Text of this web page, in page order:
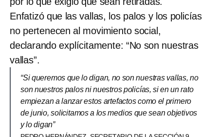
Enfatizó que las vallas, los palos y los policías
no pertenecen al movimiento social,
declarando explícitamente: “No son nuestras
vallas”.
“Si queremos que lo digan, no son nuestras vallas, no
son nuestros palos ni nuestros policías, si en un rato
empiezan a lanzar estos artefactos como el primero
de junio, solicitamos a los medios que sean objetivos
y lo digan”